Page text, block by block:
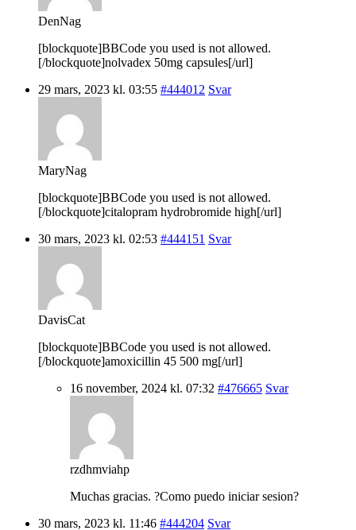
DenNag
[blockquote]BBCode you used is not allowed.
[/blockquote]nolvadex 50mg capsules[/url]
29 mars, 2023 kl. 03:55 #444012 Svar
MaryNag
[blockquote]BBCode you used is not allowed.
[/blockquote]citalopram hydrobromide high[/url]
30 mars, 2023 kl. 02:53 #444151 Svar
DavisCat
[blockquote]BBCode you used is not allowed.
[/blockquote]amoxicillin 45 500 mg[/url]
16 november, 2024 kl. 07:32 #476665 Svar
rzdhmviahp
Muchas gracias. ?Como puedo iniciar sesion?
30 mars, 2023 kl. 11:46 #444204 Svar